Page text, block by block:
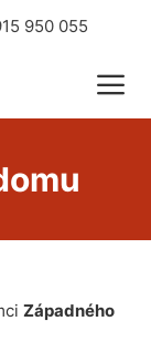
950 055
Západného